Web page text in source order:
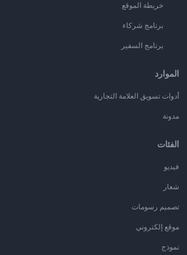
خريطة الموقع
برنامج شركاء
برنامج السفير
الموارد
أدوات تسويق العلامة التجارية
مدونة
الفئات
فيديو
شعار
تصميم رسومات
موقع إلكتروني
نموذج